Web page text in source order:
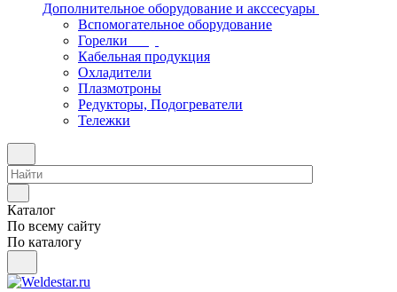
Дополнительное оборудование и акссесуары
Вспомогательное оборудование
Горелки
Кабельная продукция
Охладители
Плазмотроны
Редукторы, Подогреватели
Тележки
Каталог
По всему сайту
По каталогу